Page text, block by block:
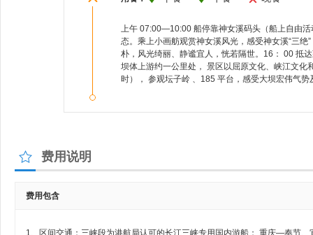
上午 07:00—10:00 船停靠神女溪码头（船上自由
态。乘上小画舫观赏神女溪风光，感受神女溪“三
朴，风光绮丽、静谧宜人，恍若隔世。16： 00 抵
坝体上游约一公里处， 景区以屈原文化、峡江文
时）， 参观坛子岭 、185 平台，感受大坝宏伟气
费用说明
费用包含